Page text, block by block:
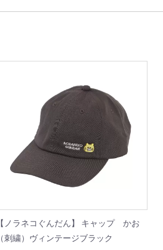
【ノラネコぐんだん】 キャップ かお
（刺繍）ヴィンテージブラック